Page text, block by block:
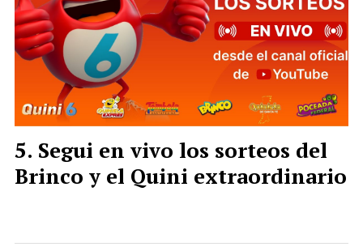
Segui en vivo los sorteos del
Brinco y el Quini extraordinario